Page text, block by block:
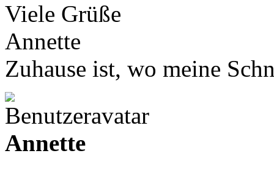
Viele Grüße
Annette
Zuhause ist, wo meine
Annette